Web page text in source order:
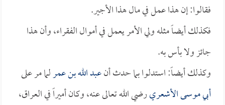
فقالوا: إن هذا عمل في مال هذا الأجير.
فكذلك أيضاً مثله ولي الأمر يعمل في أموال الفقراء، وأن هذا
جائز ولا بأس به.
وكذلك أيضاً: استدلوا بما حدث أنعبد الله بن عمرلما مر على
أبي موسى الأشعريرضي الله تعالى عنه، وكان أميراً في العراق،